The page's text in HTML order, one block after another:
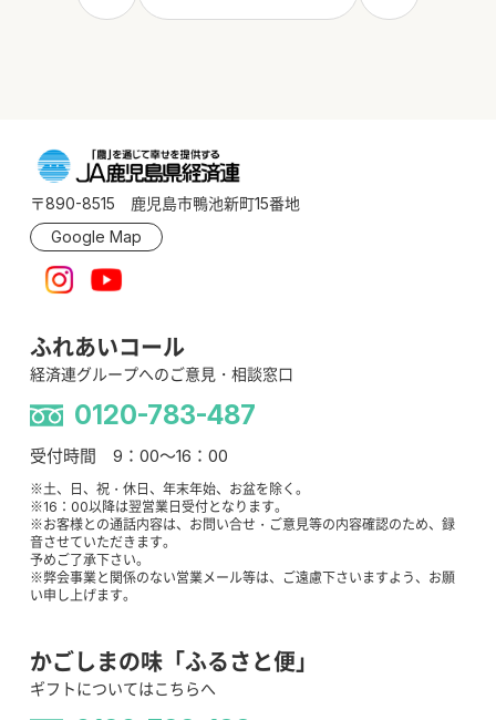
〒890-8515 鹿児島市鴨池新町15番地
Google Map
ふれあいコール
経済連グループへのご意見・相談窓口
0120-783-487
受付時間 9：00～16：00
※土、日、祝・休日、年末年始、お盆を除く。
※16：00以降は翌営業日受付となります。
※お客様との通話内容は、お問い合せ・ご意見等の内容確認のため、録
音させていただきます。
予めご了承下さい。
※弊会事業と関係のない営業メール等は、ご遠慮下さいますよう、お願
い申し上げます。
かごしまの味「ふるさと便」
ギフトについてはこちらへ